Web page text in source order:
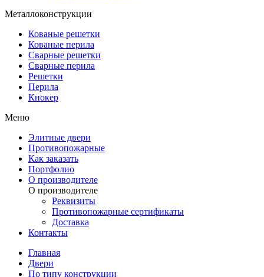
Металлоконструкции
Кованые решетки
Кованые перила
Сварные решетки
Сварные перила
Решетки
Перила
Кнокер
Меню
Элитные двери
Противопожарные
Как заказать
Портфолио
О производителе
О производителе
Реквизиты
Противопожарные сертификаты
Доставка
Контакты
Главная
Двери
По типу конструкции